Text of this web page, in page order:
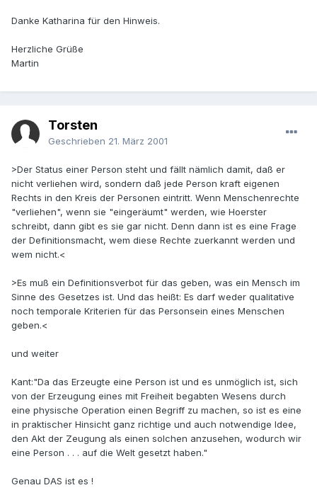
Danke Katharina für den Hinweis.
Herzliche Grüße
Martin
Torsten
Geschrieben 21. März 2001
>Der Status einer Person steht und fällt nämlich damit, daß er
nicht verliehen wird, sondern daß jede Person kraft eigenen
Rechts in den Kreis der Personen eintritt. Wenn Menschenrechte
"verliehen", wenn sie "eingeräumt" werden, wie Hoerster
schreibt, dann gibt es sie gar nicht. Denn dann ist es eine Frage
der Definitionsmacht, wem diese Rechte zuerkannt werden und
wem nicht.<
>Es muß ein Definitionsverbot für das geben, was ein Mensch im
Sinne des Gesetzes ist. Und das heißt: Es darf weder qualitative
noch temporale Kriterien für das Personsein eines Menschen
geben.<
und weiter
Kant:"Da das Erzeugte eine Person ist und es unmöglich ist, sich
von der Erzeugung eines mit Freiheit begabten Wesens durch
eine physische Operation einen Begriff zu machen, so ist es eine
in praktischer Hinsicht ganz richtige und auch notwendige Idee,
den Akt der Zeugung als einen solchen anzusehen, wodurch wir
eine Person . . . auf die Welt gesetzt haben."
Genau DAS ist es !